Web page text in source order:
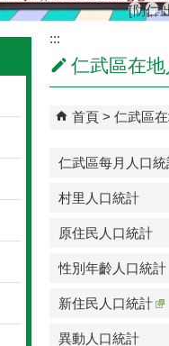
[防詐
仁
:::
仁武區在
首頁 仁武區
仁武區每月人口統
村里人口統計
原住民人口統計
性別年齡人口統計
新住民人口統計
異動人口統計